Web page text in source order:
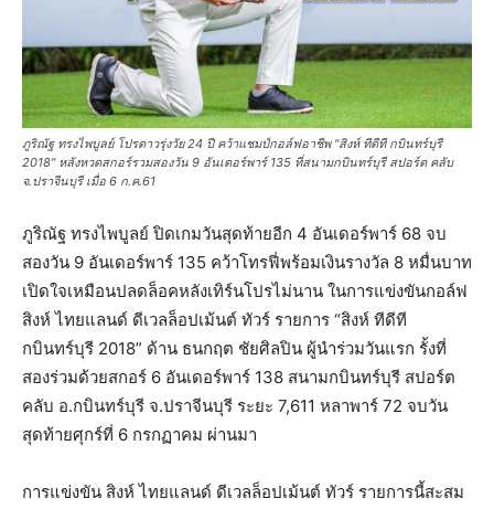
ภูริณัฐ ทรงไพบูลย์ โปรดาวรุ่งวัย 24 ปี คว้าแชมป์กอล์ฟอาชีพ "สิงห์ ทีดีที กบินทร์บุรี
2018" หลังหวดสกอร์รวมสองวัน 9 อันเดอร์พาร์ 135 ที่สนามกบินทร์บุรี สปอร์ต คลับ
จ.ปราจีนบุรี เมื่อ 6 ก.ค.61
ภูริณัฐ ทรงไพบูลย์ ปิดเกมวันสุดท้ายอีก 4 อันเดอร์พาร์ 68 จบ
สองวัน 9 อันเดอร์พาร์ 135 คว้าโทรฟี่พร้อมเงินรางวัล 8 หมื่นบาท
เปิดใจเหมือนปลดล็อคหลังเทิร์นโปรไม่นาน ในการแข่งขันกอล์ฟ
สิงห์ ไทยแลนด์ ดีเวลล็อปเม้นต์ ทัวร์ รายการ “สิงห์ ทีดีที
กบินทร์บุรี 2018” ด้าน ธนกฤต ชัยศิลปิน ผู้นำร่วมวันแรก รั้งที่
สองร่วมด้วยสกอร์ 6 อันเดอร์พาร์ 138 สนามกบินทร์บุรี สปอร์ต
คลับ อ.กบินทร์บุรี จ.ปราจีนบุรี ระยะ 7,611 หลาพาร์ 72 จบวัน
สุดท้ายศุกร์ที่ 6 กรกฏาคม ผ่านมา
การแข่งขัน สิงห์ ไทยแลนด์ ดีเวลล็อปเม้นต์ ทัวร์ รายการนี้สะสม